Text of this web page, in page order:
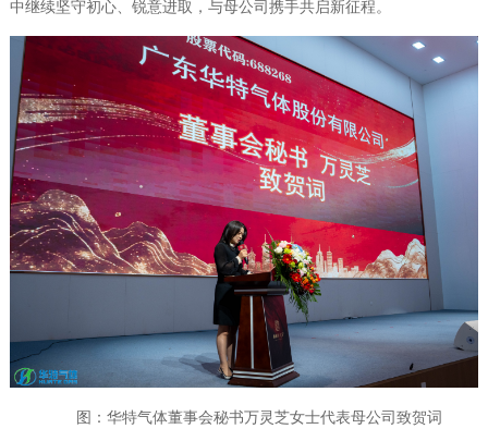
中继续坚守初心、锐意进取，与母公司携手共启新征程。
图：华特气体董事会秘书万灵芝女士代表母公司致贺词